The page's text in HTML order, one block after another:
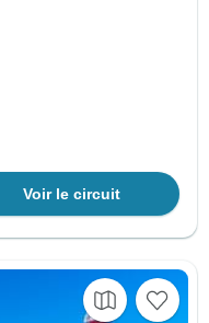
Voir le circuit